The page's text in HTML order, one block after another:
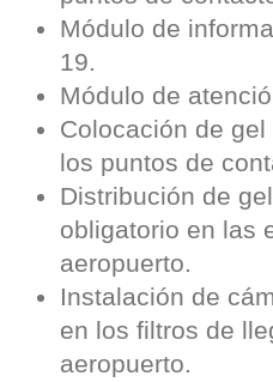
Módulo de
19.
Módulo de
Colocación de
los puntos de
Distribución de
obligatorio en las
aeropuerto.
Instalación de
en los filtros de
aeropuerto.